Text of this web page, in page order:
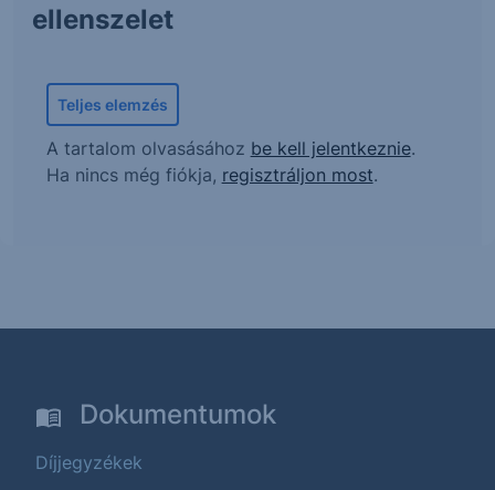
ellenszelet
Teljes elemzés
A tartalom olvasásához be kell jelentkeznie.
Ha nincs még fiókja, regisztráljon most.
Dokumentumok
Díjjegyzékek